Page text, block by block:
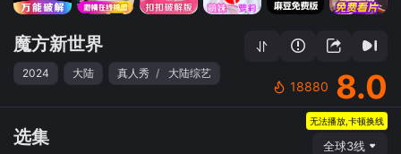
魔方新世界
2024 大陆 真人秀 / 大陆综艺
18880 8.0
选集
无法播放,卡顿换线
全球3线